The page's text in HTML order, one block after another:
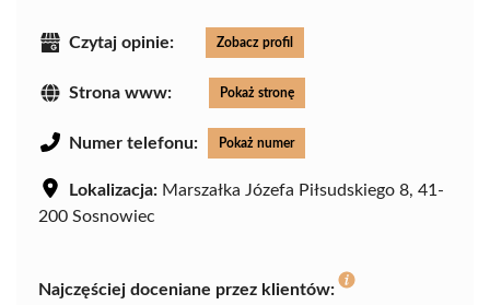
Czytaj opinie: Zobacz profil
Strona www: Pokaż stronę
Numer telefonu: Pokaż numer
Lokalizacja: Marszałka Józefa Piłsudskiego 8, 41-
200 Sosnowiec
Najczęściej doceniane przez klientów: